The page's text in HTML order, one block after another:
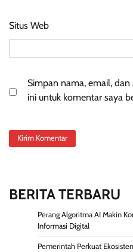
Situs Web
Simpan nama, email,
ini untuk komentar saya
BERITA TERBARU
Perang Algoritma AI Makin
Informasi Digital
Pemerintah Perkuat